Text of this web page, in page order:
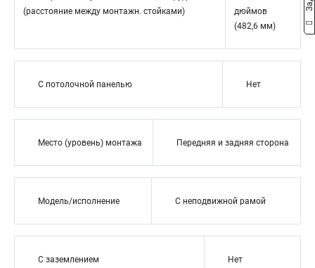
(расстояние между монтажн. стойками)
дюймов
(482,6 мм)
С потолочной панелью Нет
Место (уровень) монтажа Передняя и задняя сторона
Модель/исполнение С неподвижной рамой
С заземлением Нет